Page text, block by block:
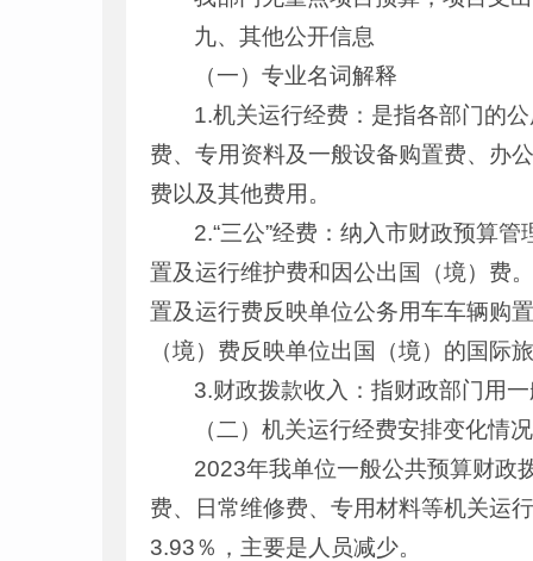
九、其他公开信息
（一）专业名词解释
1.机关运行经费：是指各部门的
费、专用资料及一般设备购置费、办
费以及其他费用。
2.“三公”经费：纳入市财政预算
置及运行维护费和因公出国（境）费
置及运行费反映单位公务用车车辆购
（境）费反映单位出国（境）的国际
3.财政拨款收入：指财政部门用
（二）机关运行经费安排变化情
2023年我单位一般公共预算财政
费、日常维修费、专用材料等机关运
3.93％，主要是人员减少。